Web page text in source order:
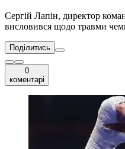
Сергій Лапін, директор
висловився щодо травми
Поділитись
0
коментарі